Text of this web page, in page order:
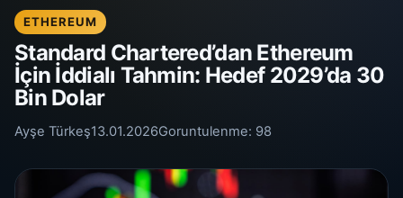
ETHEREUM
Standard Chartered’dan Ethereum
İçin İddialı Tahmin: Hedef 2029’da 30
Bin Dolar
Ayşe Türkeş13.01.2026Goruntulenme: 98